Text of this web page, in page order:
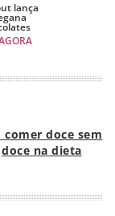
lança
comer doce sem
doce na dieta